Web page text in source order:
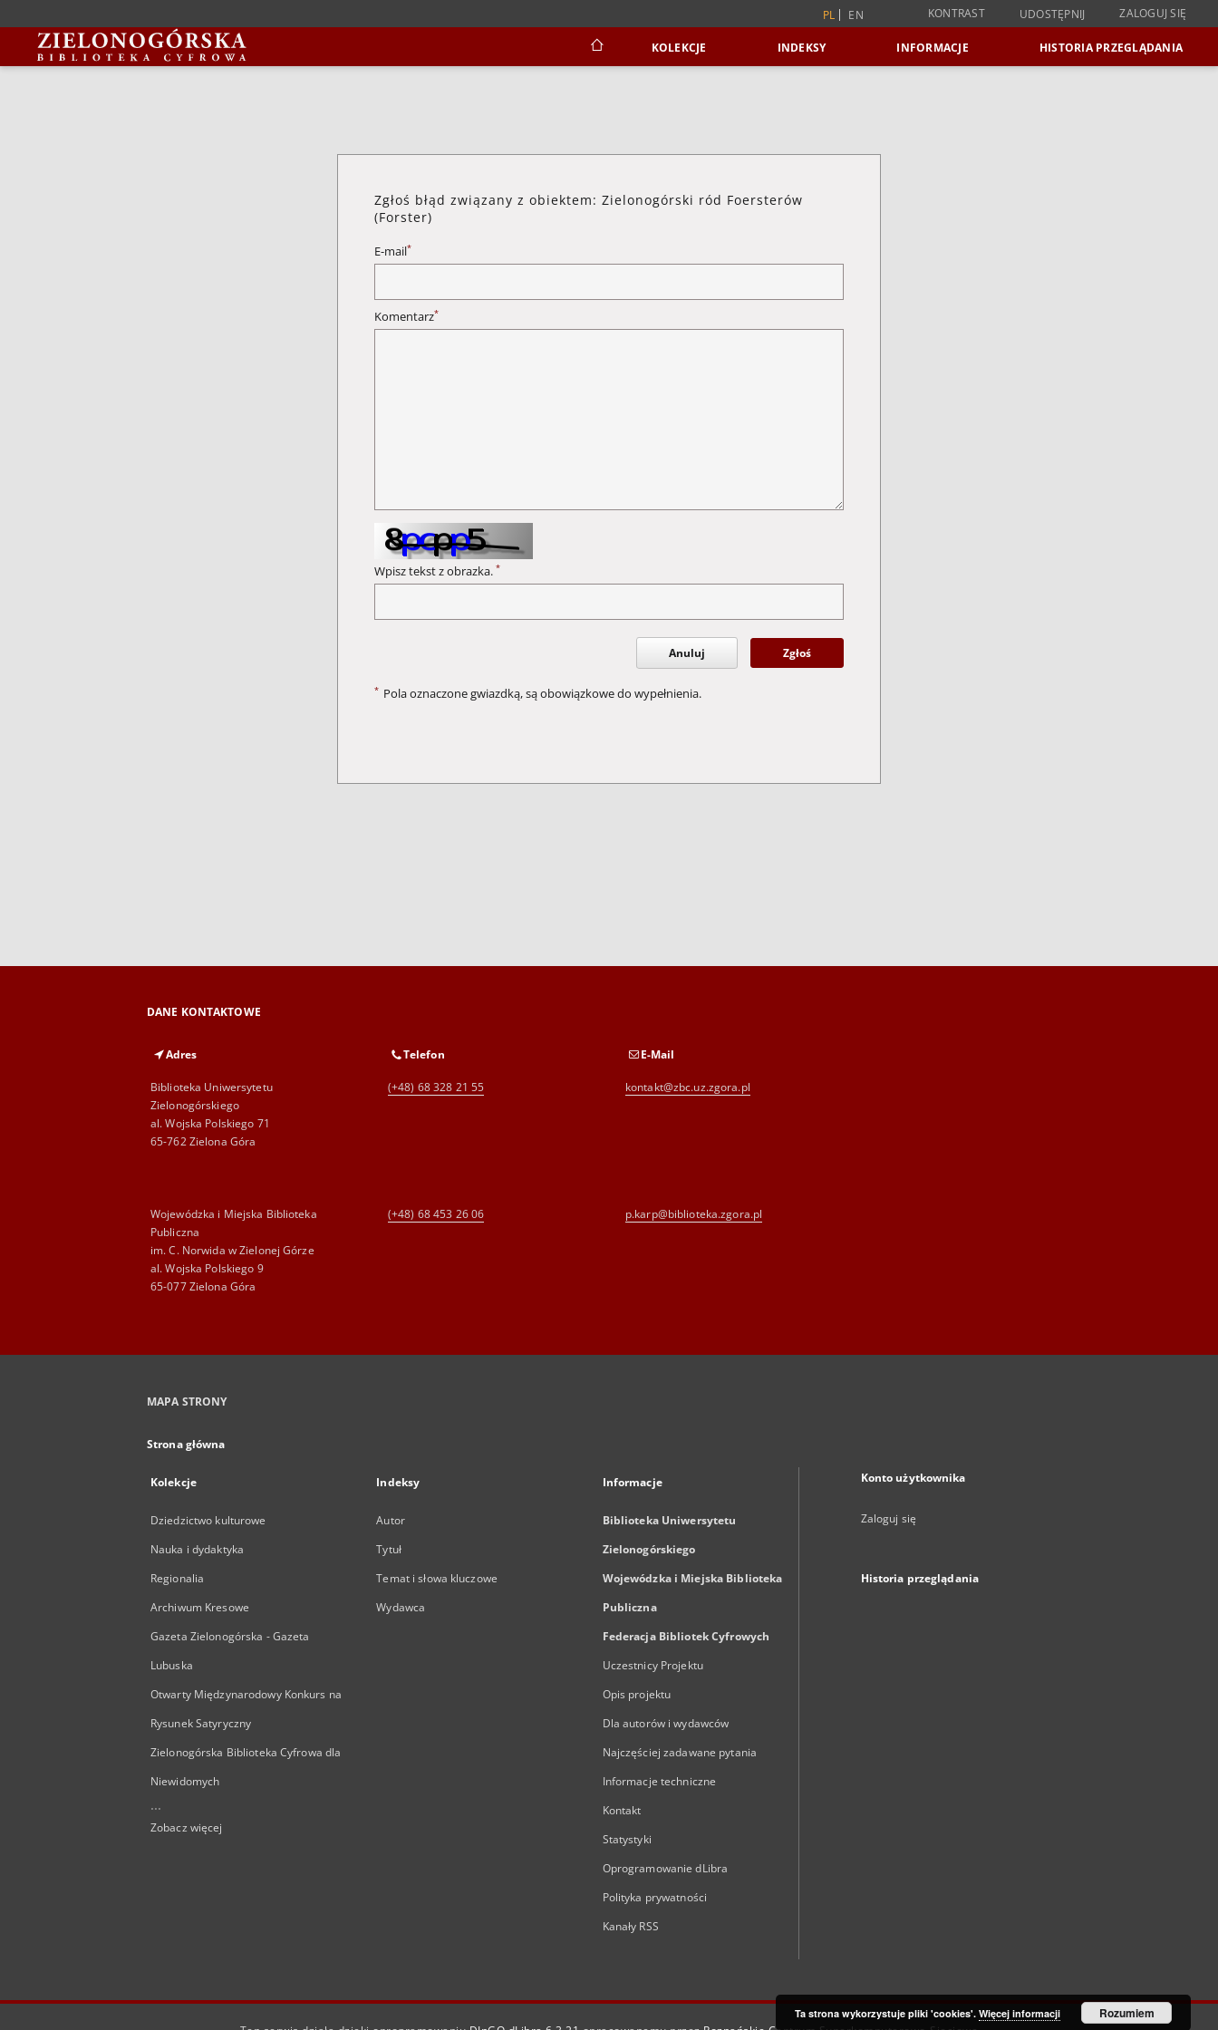
PL EN KONTRAST UDOSTĘPNIJ ZALOGUJ SIĘ
KOLEKCJE INDEKSY INFORMACJE HISTORIA PRZEGLĄDANIA
Zgłoś błąd związany z obiektem: Zielonogórski ród Foersterów
(Forster)
E-mail*
Komentarz*
Wpisz tekst z obrazka. *
Anuluj Zgłoś
* Pola oznaczone gwiazdką, są obowiązkowe do wypełnienia.
DANE KONTAKTOWE
Adres
Biblioteka Uniwersytetu
Zielonogórskiego
al. Wojska Polskiego 71
65-762 Zielona Góra
Telefon
(+48) 68 328 21 55
E-Mail
kontakt@zbc.uz.zgora.pl
Wojewódzka i Miejska Biblioteka
Publiczna
im. C. Norwida w Zielonej Górze
al. Wojska Polskiego 9
65-077 Zielona Góra
(+48) 68 453 26 06 p.karp@biblioteka.zgora.pl
MAPA STRONY
Strona główna
Kolekcje
Dziedzictwo kulturowe
Nauka i dydaktyka
Regionalia
Archiwum Kresowe
Gazeta Zielonogórska - Gazeta
Lubuska
Otwarty Międzynarodowy Konkurs na
Rysunek Satyryczny
Zielonogórska Biblioteka Cyfrowa dla
Niewidomych
...
Zobacz więcej
Indeksy
Autor
Tytuł
Temat i słowa kluczowe
Wydawca
Informacje
Biblioteka Uniwersytetu
Zielonogórskiego
Wojewódzka i Miejska Biblioteka
Publiczna
Federacja Bibliotek Cyfrowych
Uczestnicy Projektu
Opis projektu
Dla autorów i wydawców
Najczęściej zadawane pytania
Informacje techniczne
Kontakt
Statystyki
Oprogramowanie dLibra
Polityka prywatności
Kanały RSS
Konto użytkownika
Zaloguj się
Historia przeglądania
Ta strona wykorzystuje pliki 'cookies'. Więcej informacji Rozumiem